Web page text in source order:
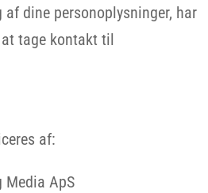
dine personoplysninger, har
tage kontakt til
af:
Media ApS